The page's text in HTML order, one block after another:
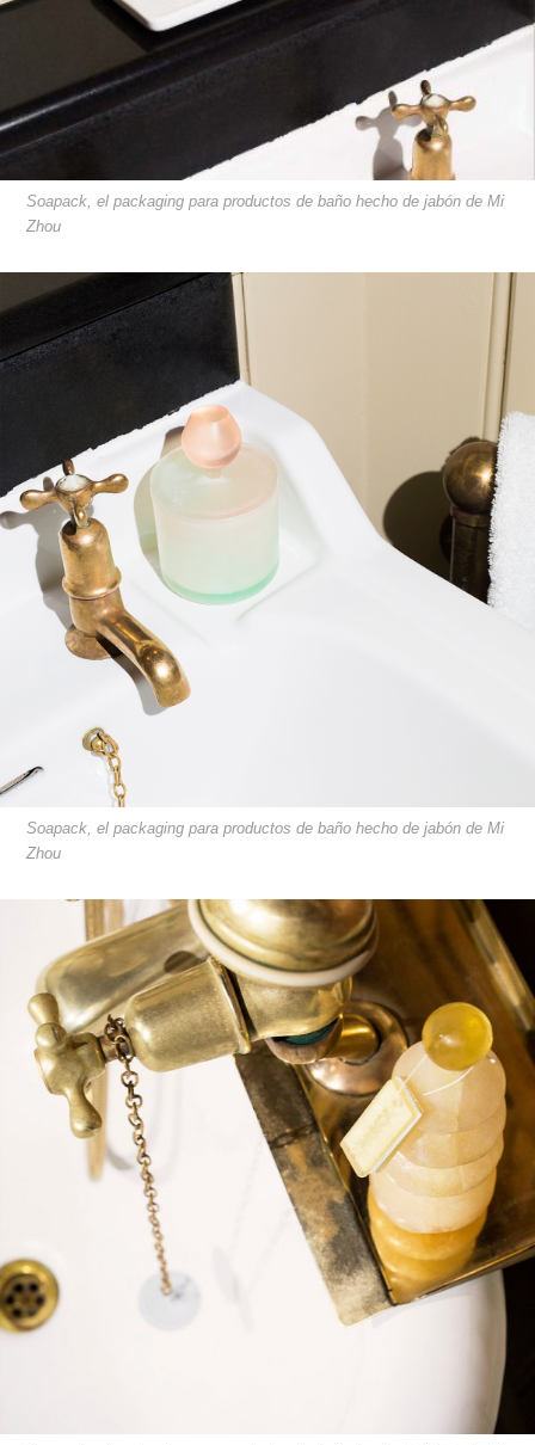
Soapack, el packaging para productos de baño hecho de jabón de Mi
Zhou
Soapack, el packaging para productos de baño hecho de jabón de Mi
Zhou